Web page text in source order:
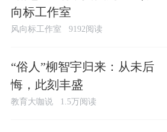
向标工作室
风向标工作室 9192阅读
“俗人”柳智宇归来：从未后
悔，此刻丰盛
教育大咖说 1.5万阅读